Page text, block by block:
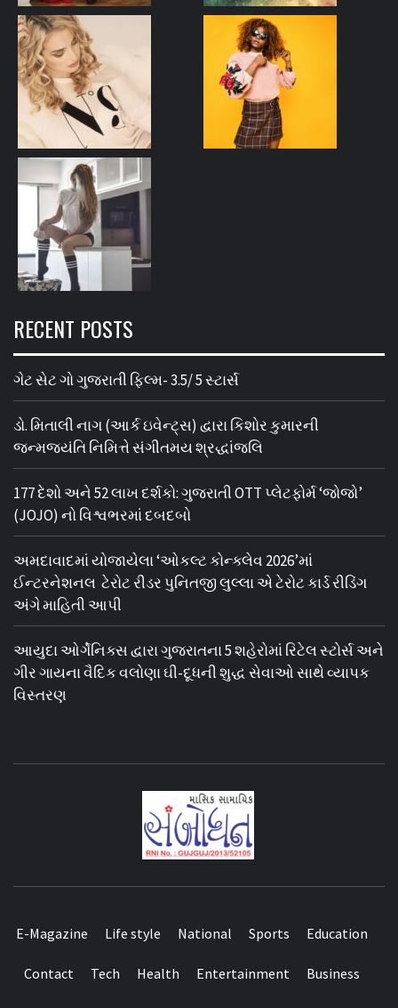
RECENT POSTS
ગેટ સેટ ગો ગુજરાતી ફિલ્મ- 3.5/ 5 સ્ટાર્સ
ડો. મિતાલી નાગ (આર્ક ઇવેન્ટ્સ) દ્વારા કિશોર કુમારની
જન્મજયંતિ નિમિત્તે સંગીતમય શ્રદ્ધાંજલિ
177 દેશો અને 52 લાખ દર્શકો: ગુજરાતી OTT પ્લેટફોર્મ ‘જોજો’
(JOJO) નો વિશ્વભરમાં દબદબો
અમદાવાદમાં યોજાયેલા ‘ઓકલ્ટ કોન્ક્લેવ 2026’માં
ઈન્ટરનેશનલ ટેરોટ રીડર પુનિતજી લુલ્લા એ ટેરોટ કાર્ડ રીડિંગ
અંગે માહિતી આપી
આયુદા ઓર્ગેનિક્સ દ્વારા ગુજરાતના 5 શહેરોમાં રિટેલ સ્ટોર્સ અને
ગીર ગાયના વૈદિક વલોણા ઘી-દૂધની શુદ્ધ સેવાઓ સાથે વ્યાપક
વિસ્તરણ
E-Magazine Life style National Sports Education
Contact Tech Health Entertainment Business